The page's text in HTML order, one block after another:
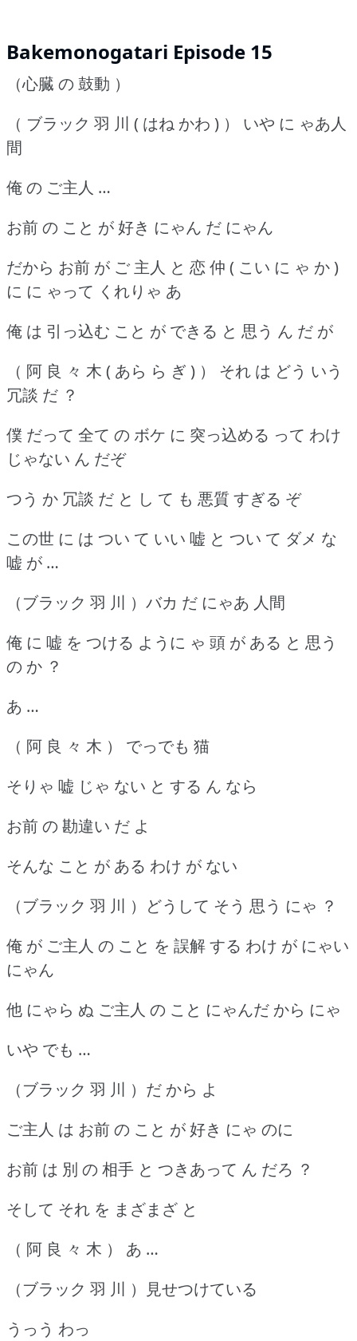
Bakemonogatari Episode 15
（心臓 の 鼓動 ）
（ ブラック 羽 川 ( はね かわ ) ） いや に ゃあ人
間
俺 の ご主人 …
お前 の こと が 好き にゃん だ にゃん
だから お前 が ご 主人 と 恋 仲 ( こい に ゃ か )
に に ゃって くれりゃ あ
俺 は 引っ込む こと が できる と 思う ん だ が
（ 阿 良 々 木 ( あら ら ぎ ) ） それ は どう いう
冗談 だ ？
僕 だって 全て の ボケ に 突っ込める って わけ
じゃない ん だぞ
つう か 冗談 だ と し て も 悪質 すぎる ぞ
この世 に は つい て いい 嘘 と つい て ダメ な
嘘 が …
（ブラック 羽 川 ）バカ だ にゃあ 人間
俺 に 嘘 を つける ように ゃ 頭 が ある と 思う
の か ？
あ …
（ 阿 良 々 木 ） でっでも 猫
そりゃ 嘘 じゃ ない と する ん なら
お前 の 勘違い だ よ
そんな こと が ある わけ が ない
（ブラック 羽 川 ）どうして そう 思う にゃ ？
俺 が ご主人 の こと を 誤解 する わけ が にゃい
にゃん
他 にゃら ぬ ご主人 の こと にゃんだ から にゃ
いや でも …
（ブラック 羽 川 ）だ から よ
ご主人 は お前 の こと が 好き にゃ のに
お前 は 別 の 相手 と つきあって ん だろ ？
そして それ を まざまざ と
（ 阿 良 々 木 ） あ …
（ブラック 羽 川 ）見せつけている
うっう わっ